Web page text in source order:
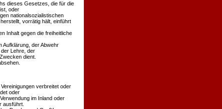
dieses Gesetzes, die für die
oder
nationalsozialistischen
vorrätig hält, einführt
Inhalt gegen die freiheitliche
Aufklärung, der Abwehr
Lehre, der
dient.
verbreitet oder
oder
im Inland oder
ausführt.